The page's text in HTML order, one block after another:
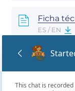
Ficha
ES / EN